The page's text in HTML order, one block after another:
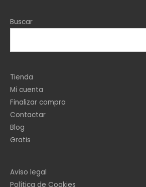
Buscar
Tienda
Mi cuenta
Finalizar compra
Contactar
Blog
Gratis
Aviso legal
Política de Cookies